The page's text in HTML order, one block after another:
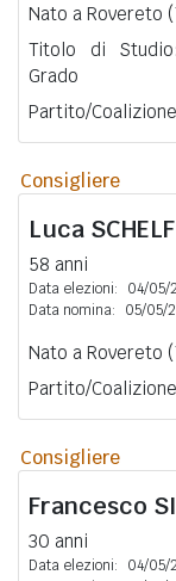
Nato a Rovereto
Titolo di
Grado
Partito/
Consigliere
Luca
58 anni
Data elezioni:
04/05/
Data nomina:
05/05/
Nato a Rovereto
Partito/
Consigliere
Francesco
30 anni
Data elezioni:
04/05/